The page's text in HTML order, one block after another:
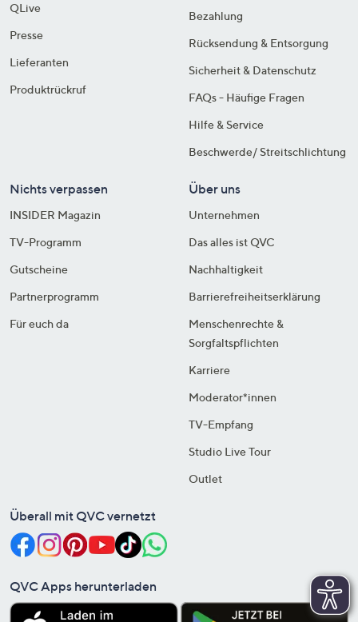
QLive
Presse
Lieferanten
Produktrückruf
Bezahlung
Rücksendung & Entsorgung
Sicherheit & Datenschutz
FAQs - Häufige Fragen
Hilfe & Service
Beschwerde/ Streitschlichtung
Nichts verpassen
INSIDER Magazin
TV-Programm
Gutscheine
Partnerprogramm
Für euch da
Über uns
Unternehmen
Das alles ist QVC
Nachhaltigkeit
Barrierefreiheitserklärung
Menschenrechte &
Sorgfaltspflichten
Karriere
Moderator*innen
TV-Empfang
Studio Live Tour
Outlet
Überall mit QVC vernetzt
QVC Apps herunterladen